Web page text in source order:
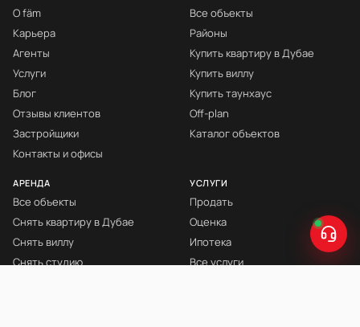
О fäm
Карьера
Агенты
Услуги
Блог
Отзывы клиентов
Застройщики
Контакты и офисы
Все объекты
Районы
Купить квартиру в Дубае
Купить виллу
Купить таунхаус
Off-plan
Каталог объектов
АРЕНДА
Все объекты
Снять квартиру в Дубае
Снять виллу
Снять студию
УСЛУГИ
Продать
Оценка
Ипотека
Все услуги